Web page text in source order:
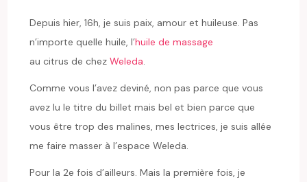
Depuis hier, 16h, je suis paix, amour et huileuse. Pas
n’importe quelle huile, l’huile de massage
au citrus de chezWeleda.
Comme vous l’avez deviné, non pas parce que vous
avez lu le titre du billet mais bel et bien parce que
vous être trop des malines, mes lectrices, je suis allée
me faire masser à l’espace Weleda.
Pour la 2e fois d’ailleurs. Mais la première fois, je